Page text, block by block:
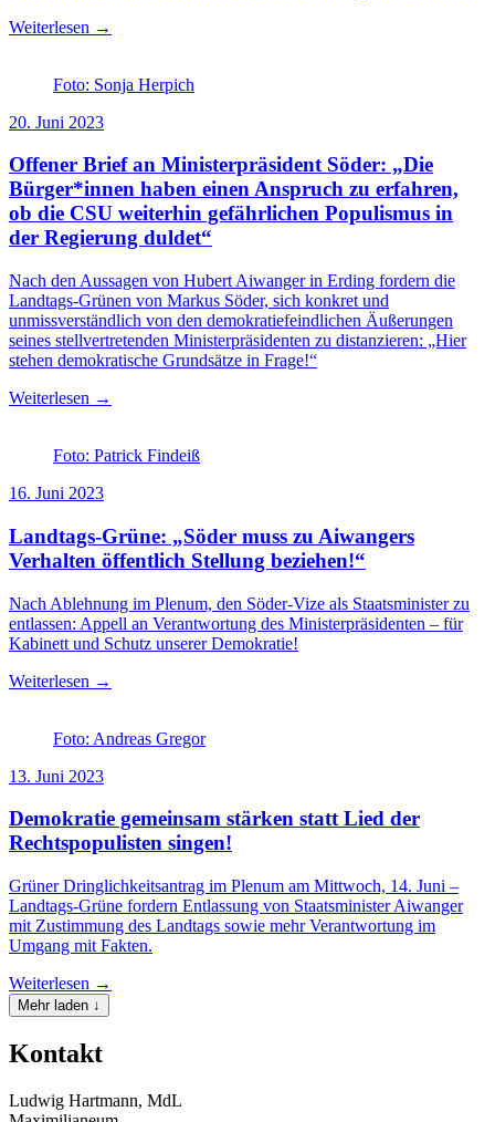
Weiterlesen →
Foto: Sonja Herpich
20. Juni 2023
Offener Brief an Ministerpräsident Söder: „Die
Bürger*innen haben einen Anspruch zu erfahren,
ob die CSU weiterhin gefährlichen Populismus in
der Regierung duldet“
Nach den Aussagen von Hubert Aiwanger in Erding fordern die
Landtags-Grünen von Markus Söder, sich konkret und
unmissverständlich von den demokratiefeindlichen Äußerungen
seines stellvertretenden Ministerpräsidenten zu distanzieren: „Hier
stehen demokratische Grundsätze in Frage!“
Weiterlesen →
Foto: Patrick Findeiß
16. Juni 2023
Landtags-Grüne: „Söder muss zu Aiwangers
Verhalten öffentlich Stellung beziehen!“
Nach Ablehnung im Plenum, den Söder-Vize als Staatsminister zu
entlassen: Appell an Verantwortung des Ministerpräsidenten – für
Kabinett und Schutz unserer Demokratie!
Weiterlesen →
Foto: Andreas Gregor
13. Juni 2023
Demokratie gemeinsam stärken statt Lied der
Rechtspopulisten singen!
Grüner Dringlichkeitsantrag im Plenum am Mittwoch, 14. Juni –
Landtags-Grüne fordern Entlassung von Staatsminister Aiwanger
mit Zustimmung des Landtags sowie mehr Verantwortung im
Umgang mit Fakten.
Weiterlesen →
Mehr laden ↓
Kontakt
Ludwig Hartmann, MdL